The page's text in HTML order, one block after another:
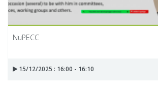
NuPECC
15/12/2025 : 16:00 - 16:10